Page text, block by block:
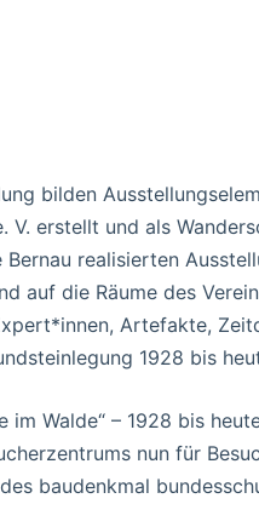
bilden
V. erstellt und als
realisierten
auf die Räume des
Artefakte,
1928 bis
im Walde“ – 1928 bis
nun für
baudenkmal